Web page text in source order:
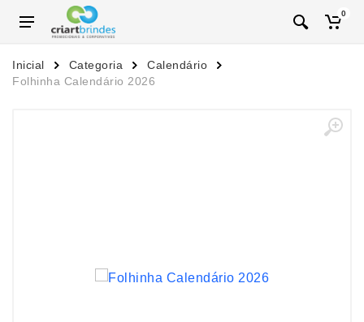
0
Inicial Categoria
Calendário
Folhinha Calendário 2026